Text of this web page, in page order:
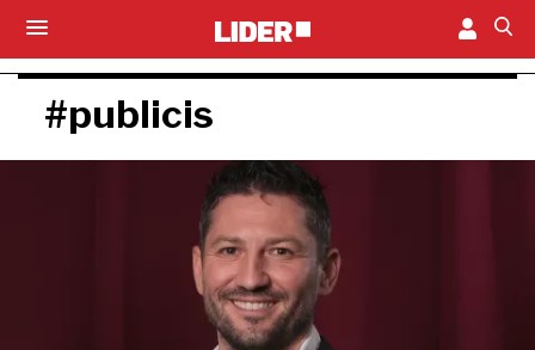
#publicis